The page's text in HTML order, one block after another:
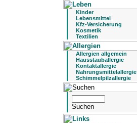
Kinder
Lebensmittel
Kfz-Versicherung
Kosmetik
Textilien
Allergien allgemein
Hausstauballergie
Kontaktallergie
Nahrungsmittelallergie
Schimmelpilzallergie